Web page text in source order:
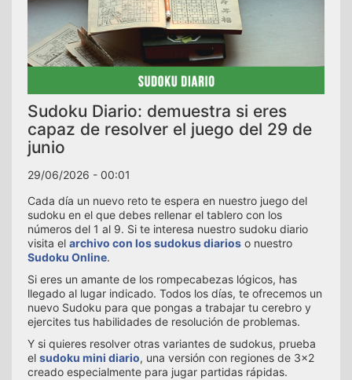
Sudoku Diario: demuestra si eres
capaz de resolver el juego del 29 de
junio
29/06/2026 - 00:01
Cada día un nuevo reto te espera en nuestro juego del
sudoku en el que debes rellenar el tablero con los
números del 1 al 9. Si te interesa nuestro sudoku diario
visita el archivo con los sudokus diarios o nuestro
Sudoku Online.
Si eres un amante de los rompecabezas lógicos, has
llegado al lugar indicado. Todos los días, te ofrecemos un
nuevo Sudoku para que pongas a trabajar tu cerebro y
ejercites tus habilidades de resolución de problemas.
Y si quieres resolver otras variantes de sudokus, prueba
el sudoku mini diario, una versión con regiones de 3x2
creado especialmente para jugar partidas rápidas.